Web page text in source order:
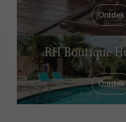
Ontdek
RH Boutique
Ontdek